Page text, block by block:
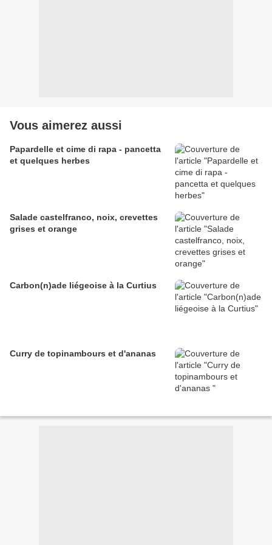
Vous aimerez aussi
Papardelle et cime di rapa - pancetta
et quelques herbes
Salade castelfranco, noix, crevettes
grises et orange
Carbon(n)ade liégeoise à la Curtius
Curry de topinambours et d'ananas